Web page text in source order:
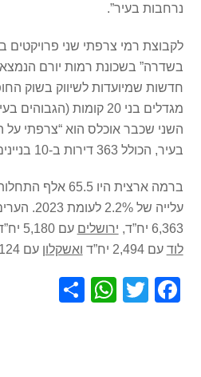
נרחבות בעיר”.
לקבוצת רמי צרפתי שני פרויקטים
מגדלים בני 20 קומות
השני שכבר אוכלס הוא “צרפתי על
בעיר, הכולל 363 דירות ב-10 בניינים בני 9 קומות.
עלייה של 2.2% לעומת 2023. הערים המובילות הן
6,363 יח”ד,
ירושלים עם 5,180 יח”ד,
לוד עם 2,494 יח”ד ואשקלון עם 2,124 התחלות בנייה.
F
T
W